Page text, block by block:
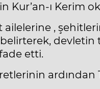
Kur’an-ı Kerim
ailelerine ,
belirterek,
etti.